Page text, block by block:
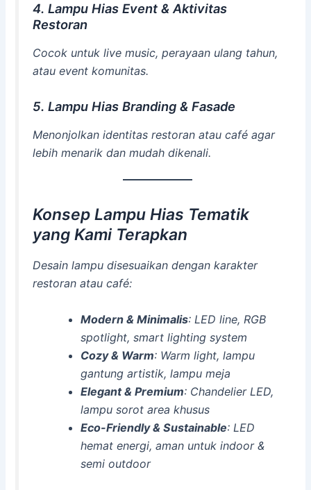
4. Lampu Hias Event & Aktivitas
Restoran
Cocok untuk live music, perayaan ulang tahun,
atau event komunitas.
5. Lampu Hias Branding & Fasade
Menonjolkan identitas restoran atau café agar
lebih menarik dan mudah dikenali.
Konsep Lampu Hias Tematik
yang Kami Terapkan
Desain lampu disesuaikan dengan karakter
restoran atau café:
Modern & Minimalis: LED line, RGB
spotlight, smart lighting system
Cozy & Warm: Warm light, lampu
gantung artistik, lampu meja
Elegant & Premium: Chandelier LED,
lampu sorot area khusus
Eco-Friendly & Sustainable: LED
hemat energi, aman untuk indoor &
semi outdoor